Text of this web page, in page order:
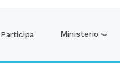
Participa Ministerio